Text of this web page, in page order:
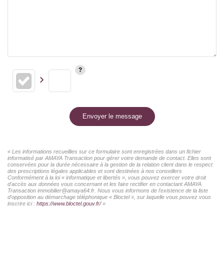
Envoyer le message
« Les informations recueillies sur ce formulaire sont enregistrées dans un fichier
informatisé par AMAYA Transaction pour gérer votre demande de contact. Elles sont
conservées pour la durée nécessaire à la gestion de la relation client dans le respect
des prescriptions légales applicables et sont destinées à nos conseillers
Conformément à la loi « informatique et libertés », vous pouvez exercer votre droit
d'accès aux données vous concernant et les faire rectifier en contactant AMAYA
Transaction immobilier@amaya64.fr. Nous vous informons de l'existence de la liste
d'opposition au démarchage téléphonique « Bloctel », sur laquelle vous pouvez vous
inscrire ici : https://www.bloctel.gouv.fr/»